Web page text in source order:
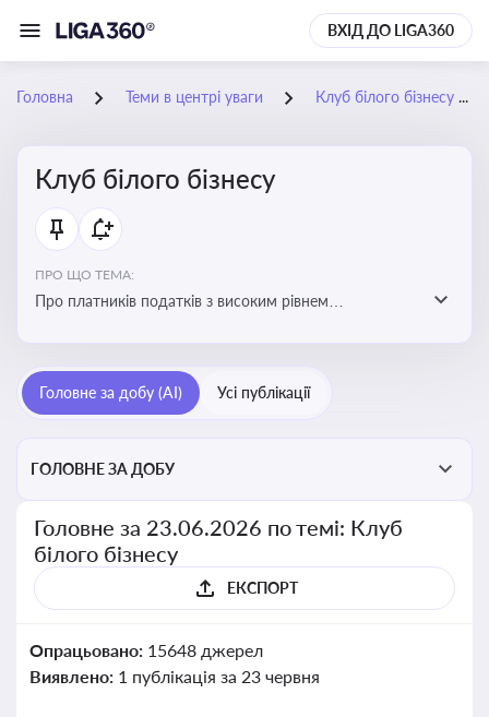
ВХІД ДО LIGA360
Головна Теми в центрі уваги Клуб білого бізнесу
Клуб білого бізнесу
ПРО ЩО ТЕМА:
Про платників податків з високим рівнем
Головне за добу (AI) Усі публікації
ГОЛОВНЕ ЗА ДОБУ
Головне за 23.06.2026 по темі: Клуб
білого бізнесу
ЕКСПОРТ
Опрацьовано: 15648 джерел
Виявлено: 1 публікація за 23 червня